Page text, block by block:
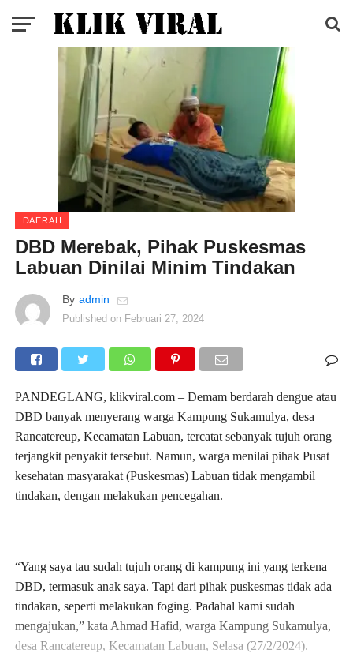
DAERAH
DBD Merebak, Pihak Puskesmas
Labuan Dinilai Minim Tindakan
By admin
Published on Februari 27, 2024
PANDEGLANG, klikviral.com – Demam berdarah dengue atau
DBD banyak menyerang warga Kampung Sukamulya, desa
Rancatereup, Kecamatan Labuan, tercatat sebanyak tujuh orang
terjangkit penyakit tersebut. Namun, warga menilai pihak Pusat
kesehatan masyarakat (Puskesmas) Labuan tidak mengambil
tindakan, dengan melakukan pencegahan.
“Yang saya tau sudah tujuh orang di kampung ini yang terkena
DBD, termasuk anak saya. Tapi dari pihak puskesmas tidak ada
tindakan, seperti melakukan foging. Padahal kami sudah
mengajukan,” kata Ahmad Hafid, warga Kampung Sukamulya,
desa Rancatereup, Kecamatan Labuan, Selasa (27/2/2024).